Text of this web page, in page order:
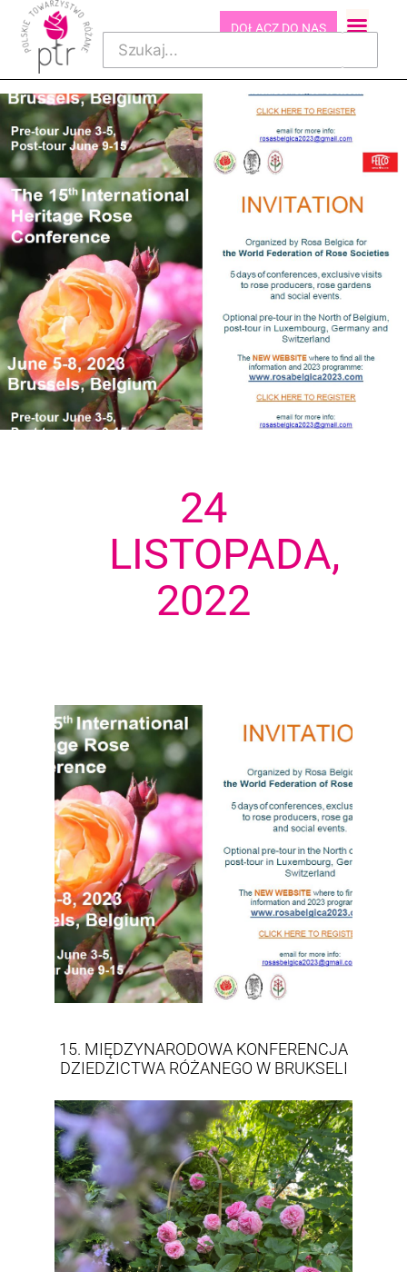
DOŁĄCZ DO NAS
24
LISTOPADA,
2022
15. MIĘDZYNARODOWA KONFERENCJA
DZIEDZICTWA RÓŻANEGO W BRUKSELI